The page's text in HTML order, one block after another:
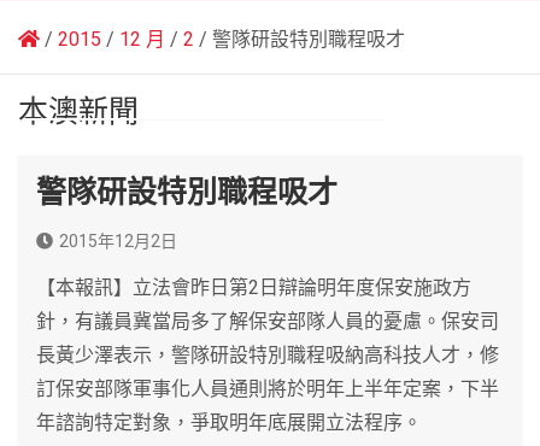
2015 12 月 2 警隊研設特別職程吸才
本澳新聞
警隊研設特別職程吸才
2015年12月2日
【本報訊】立法會昨日第2日辯論明年度保安施政方
針，有議員冀當局多了解保安部隊人員的憂慮。保安司
長黃少澤表示，警隊研設特別職程吸納高科技人才，修
訂保安部隊軍事化人員通則將於明年上半年定案，下半
年諮詢特定對象，爭取明年底展開立法程序。